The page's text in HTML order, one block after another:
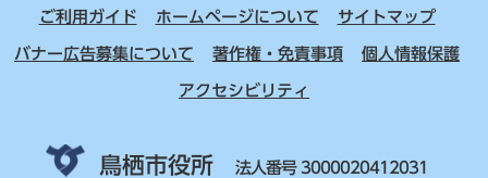
ご利用ガイド ホームページについて サイトマップ
バナー広告募集について 著作権・免責事項 個人情報保護
アクセシビリティ
鳥栖市役所 法人番号 3000020412031